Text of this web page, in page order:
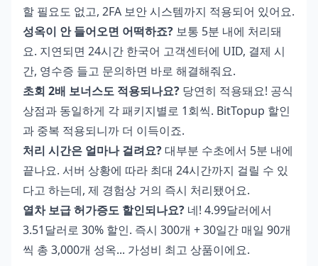
할 필요도 없고, 2FA 보안 시스템까지 적용되어 있어요.
성옥이 안 들어오면 어떡하죠? 보통 5분 내에 처리돼
요. 지연되면 24시간 한국어 고객센터에 UID, 결제 시
간, 영수증 들고 문의하면 바로 해결해줘요.
초회 2배 보너스도 적용되나요? 당연히 적용돼요! 공식
상점과 동일하게 각 패키지별로 1회씩. BitTopup 할인
과 중복 적용되니까 더 이득이죠.
처리 시간은 얼마나 걸려요?대부분 수초에서 5분 내에
끝나요. 서버 상황에 따라 최대 24시간까지 걸릴 수 있
다고 하는데, 제 경험상 거의 즉시 처리됐어요.
열차 보급 허가증도 할인되나요? 네! 4.99달러에서
3.51달러로 30% 할인. 즉시 300개 + 30일간 매일 90개
씩 총 3,000개 성옥... 가성비 최고 상품이에요.